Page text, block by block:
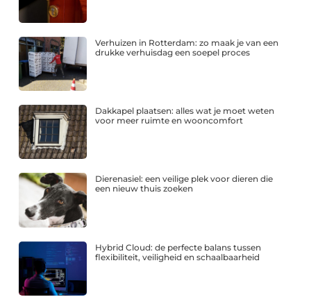
Verhuizen in Rotterdam: zo maak je van een
drukke verhuisdag een soepel proces
Dakkapel plaatsen: alles wat je moet weten
voor meer ruimte en wooncomfort
Dierenasiel: een veilige plek voor dieren die
een nieuw thuis zoeken
Hybrid Cloud: de perfecte balans tussen
flexibiliteit, veiligheid en schaalbaarheid